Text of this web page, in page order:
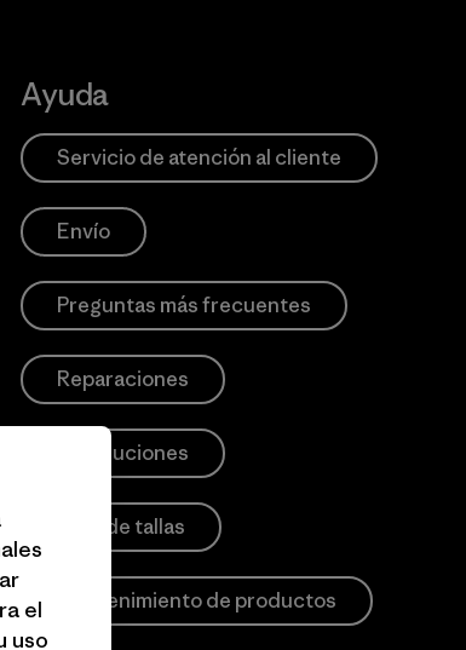
Ayuda
Servicio de atención al cliente
Envío
Preguntas más frecuentes
Reparaciones
Devoluciones
Guía de tallas
Mantenimiento de productos
el
uso